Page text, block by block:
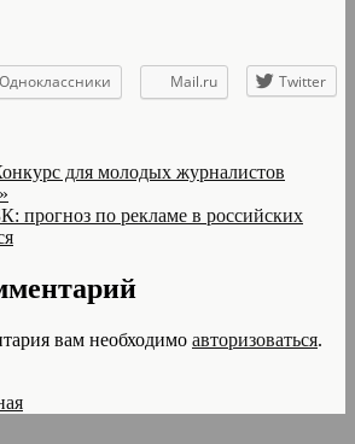
Одноклассники Mail.ru
Twitter
для молодых журналистов
прогноз по рекламе в российских
вам необходимо авторизоваться.